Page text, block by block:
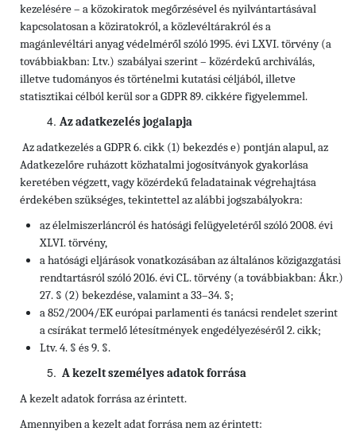
kezelésére – a közokiratok megőrzésével és nyilvántartásával
kapcsolatosan a köziratokról, a közlevéltárakról és a
magánlevéltári anyag védelméről szóló 1995. évi LXVI. törvény (a
továbbiakban: Ltv.) szabályai szerint – közérdekű archiválás,
illetve tudományos és történelmi kutatási céljából, illetve
statisztikai célból kerül sor a GDPR 89. cikkére figyelemmel.
Az adatkezelés jogalapja
Az adatkezelés a GDPR 6. cikk (1) bekezdés e) pontján alapul, az
Adatkezelőre ruházott közhatalmi jogosítványok gyakorlása
keretében végzett, vagy közérdekű feladatainak végrehajtása
érdekében szükséges, tekintettel az alábbi jogszabályokra:
az élelmiszerláncról és hatósági felügyeletéről szóló 2008. évi
XLVI. törvény,
a hatósági eljárások vonatkozásában az általános közigazgatási
rendtartásról szóló 2016. évi CL. törvény (a továbbiakban: Ákr.)
27. § (2) bekezdése, valamint a 33–34. §;
a 852/2004/EK európai parlamenti és tanácsi rendelet szerint
a csírákat termelő létesítmények engedélyezéséről 2. cikk;
Ltv. 4. § és 9. §.
A kezelt személyes adatok forrása
A kezelt adatok forrása az érintett.
Amennyiben a kezelt adat forrása nem az érintett: